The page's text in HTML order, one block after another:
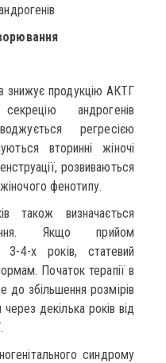
знижує продукцію АКТГ
андрогенів
регресією
вторинні жіночі
розвиваються
фенотипу.
також визначається
Якщо прийом
3-4-х років, статевий
Початок терапії в
до збільшення розмірів
декілька років від
синдрому